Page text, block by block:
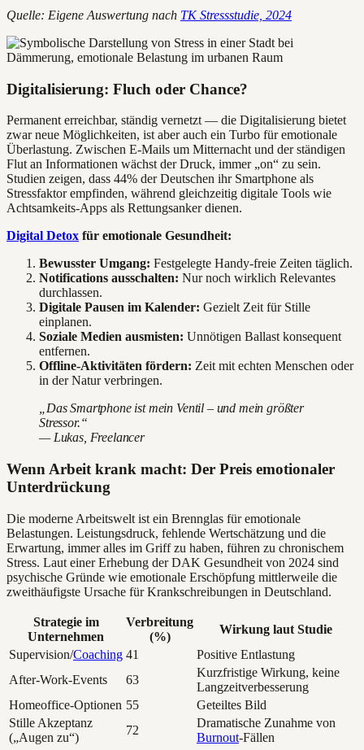
Quelle: Eigene Auswertung nach TK Stressstudie, 2024
Digitalisierung: Fluch oder Chance?
Permanent erreichbar, ständig vernetzt — die Digitalisierung bietet
zwar neue Möglichkeiten, ist aber auch ein Turbo für emotionale
Überlastung. Zwischen E-Mails um Mitternacht und der ständigen
Flut an Informationen wächst der Druck, immer „on“ zu sein.
Studien zeigen, dass 44% der Deutschen ihr Smartphone als
Stressfaktor empfinden, während gleichzeitig digitale Tools wie
Achtsamkeits-Apps als Rettungsanker dienen.
Digital Detox für emotionale Gesundheit:
Bewusster Umgang: Festgelegte Handy-freie Zeiten täglich.
Notifications ausschalten: Nur noch wirklich Relevantes
durchlassen.
Digitale Pausen im Kalender: Gezielt Zeit für Stille
einplanen.
Soziale Medien ausmisten: Unnötigen Ballast konsequent
entfernen.
Offline-Aktivitäten fördern: Zeit mit echten Menschen oder
in der Natur verbringen.
„Das Smartphone ist mein Ventil – und mein größter
Stressor.“
— Lukas, Freelancer
Wenn Arbeit krank macht: Der Preis emotionaler
Unterdrückung
Die moderne Arbeitswelt ist ein Brennglas für emotionale
Belastungen. Leistungsdruck, fehlende Wertschätzung und die
Erwartung, immer alles im Griff zu haben, führen zu chronischem
Stress. Laut einer Erhebung der DAK Gesundheit von 2024 sind
psychische Gründe wie emotionale Erschöpfung mittlerweile die
zweithäufigste Ursache für Krankschreibungen in Deutschland.
Strategie im
Unternehmen
Verbreitung
(%)
Wirkung laut Studie
Supervision/Coaching 41
Positive Entlastung
After-Work-Events
63
Kurzfristige Wirkung, keine
Langzeitverbesserung
Homeoffice-Optionen 55
Geteiltes Bild
Stille Akzeptanz
(„Augen zu“)
72
Dramatische Zunahme von
Burnout-Fällen